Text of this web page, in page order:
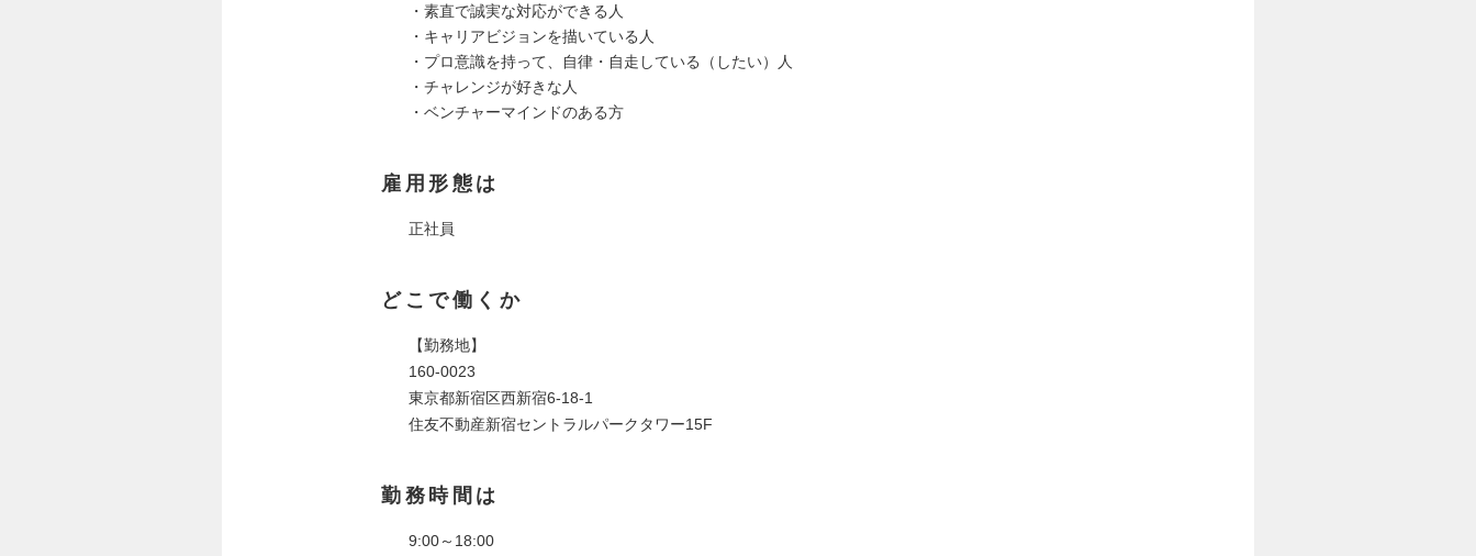
・素直で誠実な対応ができる人
・キャリアビジョンを描いている人
・プロ意識を持って、自律・自走している（したい）人
・チャレンジが好きな人
・ベンチャーマインドのある方
雇用形態は
正社員
どこで働くか
【勤務地】
160-0023
東京都新宿区西新宿6-18-1
住友不動産新宿セントラルパークタワー15F
勤務時間は
9:00～18:00